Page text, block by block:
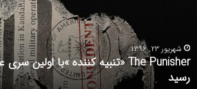
Gifted
2017شهریور 1, 1396
دانلود رایگان دوبله فارسی فیلم با استعداد Gifted 2017